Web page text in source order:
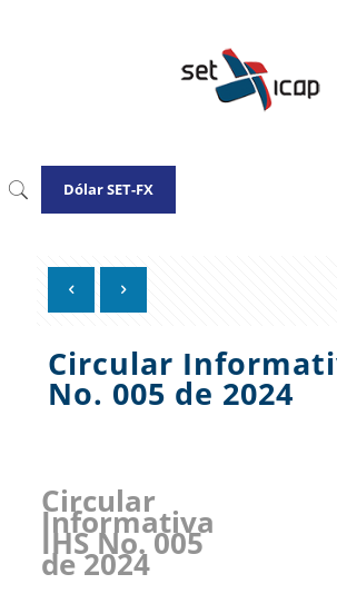
Dólar SET-FX
Circular
No. 005 de 2024
Circular
Informativa
IHS No. 005
de 2024